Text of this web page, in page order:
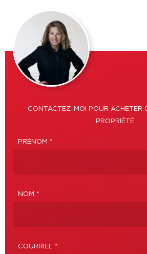
CONTACTEZ-MOI POUR ACHETER
PROPRIÉTÉ
PRÉNOM *
NOM *
COURRIEL *